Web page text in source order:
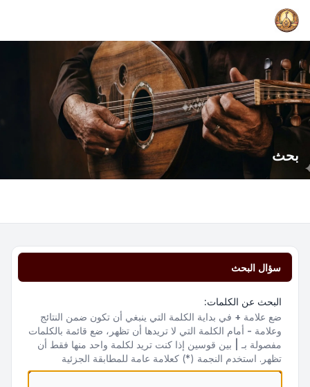
بحث
سؤال البحث
البحث عن الكلمات:
ضع علامة + في بداية الكلمة التي ينبغي أن تكون ضمن النتائج
وعلامة - أمام الكلمة التي لا تريدها أن تظهر، ضع قائمة بالكلمات
مفصولة بـ
بين قوسين إذا كنت تريد لكلمة واحد منها فقط أن
تظهر. استخدم النجمة (*) كعلامة عامة للمطابقة الجزئية